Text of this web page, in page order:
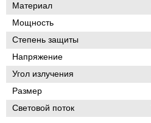
Материал
Мощность
Степень защиты
Напряжение
Угол излучения
Размер
Световой поток